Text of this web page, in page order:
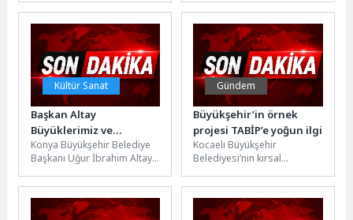
genelinde yürüttükleri
denetim faaliyetlerinin yanı
sıra ihtiyaç...
emeğini görünür kılmak ve
yerel üretimi desteklemek...
Kültür Sanat
Başkan Altay
Büyüklerimiz ve
Kahraman Gazilerimiz
İçin “Vefa Umresi”
Projesinin Müjdesini
Konya Büyükşehir Belediye
Başkanı Uğur İbrahim Altay,
büyüklerimiz ve kahraman
gazilerimizin yüzünü...
Gündem
Büyükşehir’in örnek
projesi TABİP’e yoğun ilgi
Kocaeli Büyükşehir
Belediyesi’nin kırsal
doğrultusunda hayata
geçirdiği Tıbbi ve Aromatik
Bitki Yetiştiriciliği Projesi...